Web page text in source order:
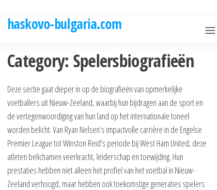
haskovo-bulgaria.com
Category: Spelersbiografieën
Deze sectie gaat dieper in op de biografieën van opmerkelijke
voetballers uit Nieuw-Zeeland, waarbij hun bijdragen aan de sport en
de vertegenwoordiging van hun land op het internationale toneel
worden belicht. Van Ryan Nelsen’s impactvolle carrière in de Engelse
Premier League tot Winston Reid’s periode bij West Ham United, deze
atleten belichamen veerkracht, leiderschap en toewijding. Hun
prestaties hebben niet alleen het profiel van het voetbal in Nieuw-
Zeeland verhoogd, maar hebben ook toekomstige generaties spelers